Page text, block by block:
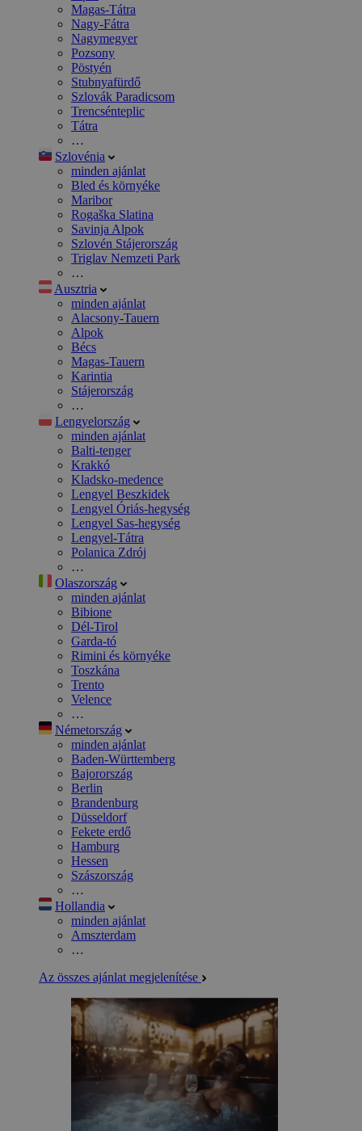
Magas-Tátra
Nagy-Fátra
Nagymegyer
Pozsony
Pöstyén
Stubnyafürdő
Szlovák Paradicsom
Trencsénteplic
Tátra
…
Szlovénia
minden ajánlat
Bled és környéke
Maribor
Rogaška Slatina
Savinja Alpok
Szlovén Stájerország
Triglav Nemzeti Park
…
Ausztria
minden ajánlat
Alacsony-Tauern
Alpok
Bécs
Magas-Tauern
Karintia
Stájerország
…
Lengyelország
minden ajánlat
Balti-tenger
Krakkó
Kladsko-medence
Lengyel Beszkidek
Lengyel Óriás-hegység
Lengyel Sas-hegység
Lengyel-Tátra
Polanica Zdrój
…
Olaszország
minden ajánlat
Bibione
Dél-Tirol
Garda-tó
Rimini és környéke
Toszkána
Trento
Velence
…
Németország
minden ajánlat
Baden-Württemberg
Bajorország
Berlin
Brandenburg
Düsseldorf
Fekete erdő
Hamburg
Hessen
Szászország
…
Hollandia
minden ajánlat
Amszterdam
…
Az összes ajánlat megjelenítése